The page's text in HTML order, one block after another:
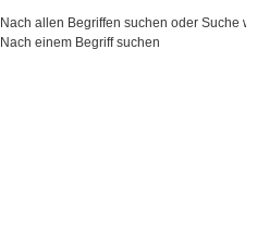
Nach allen Begriffen suchen oder Suche
Nach einem Begriff suchen